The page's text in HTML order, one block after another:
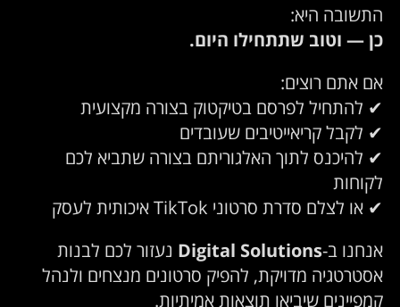
התשובה היא:
כן — וטוב שתתחילו היום.
אם אתם רוצים:
✔ להתחיל לפרסם בטיקטוק בצורה מקצועית
✔ לקבל קריאייטיבים שעובדים
✔ להיכנס לתוך האלגוריתם בצורה שתביא לכם
לקוחות
✔ או לצלם סדרת סרטוני TikTok איכותית לעסק
אנחנו ב-Digital Solutions נעזור לכם לבנות
אסטרטגיה מדויקת, להפיק סרטונים מנצחים ולנהל
קמפיינים שיביאו תוצאות אמיתיות.